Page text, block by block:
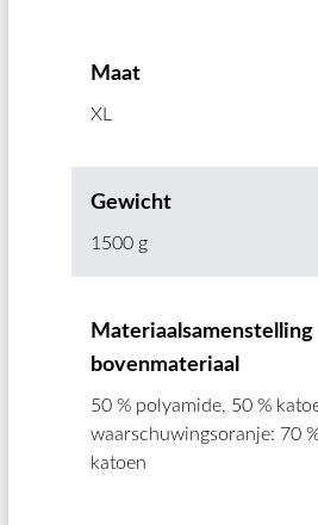
Maat
XL
Gewicht
1500 g
Materiaalsamenstelling
bovenmateriaal
50 % polyamide, 50 %
waarschuwingsoranje: 70
katoen